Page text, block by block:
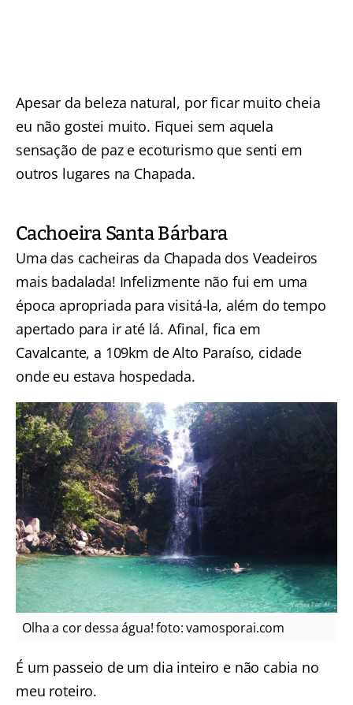
Apesar da beleza natural, por ficar muito cheia
eu não gostei muito. Fiquei sem aquela
sensação de paz e ecoturismo que senti em
outros lugares na Chapada.
Cachoeira Santa Bárbara
Uma das cacheiras da Chapada dos Veadeiros
mais badalada! Infelizmente não fui em uma
época apropriada para visitá-la, além do tempo
apertado para ir até lá. Afinal, fica em
Cavalcante, a 109km de Alto Paraíso, cidade
onde eu estava hospedada.
Olha a cor dessa água! foto: vamosporai.com
É um passeio de um dia inteiro e não cabia no
meu roteiro.